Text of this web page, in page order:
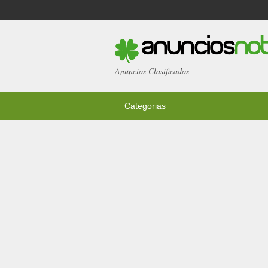
Anuncios Clasificados
Categorias